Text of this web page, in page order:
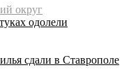
округ
одолели
сдали в Ставрополе